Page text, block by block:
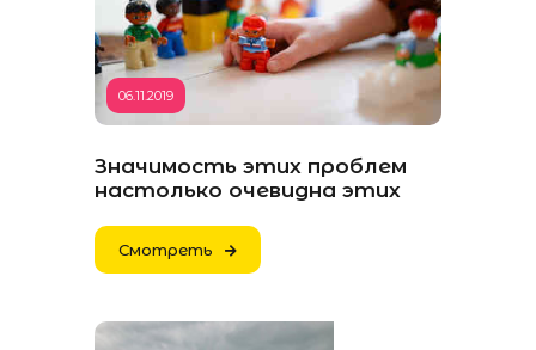
06.11.2019
Значимость этих проблем
настолько очевидна этих
Смотреть